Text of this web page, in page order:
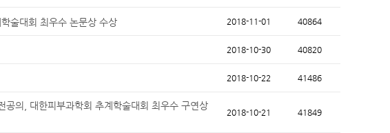
술대회 최우수 논문상 수상 2018-11-01 40864
2018-10-30 40820
2018-10-22 41486
의, 대한피부과학회 추계학술대회 최우수 구연상
2018-10-21 41849